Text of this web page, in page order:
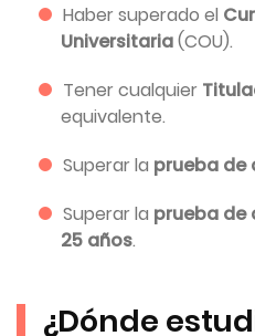
Haber superado el
Universitaria(COU).
Tener cualquier
equivalente.
Superar la prueba de
Superar la prueba de
25 años.
¿Dónde